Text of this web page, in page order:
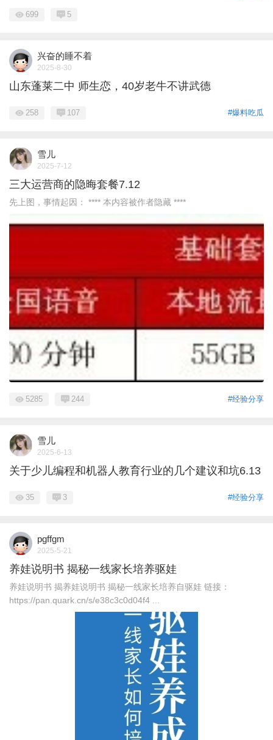
699 5
兴奋的睡不着
2025-8-30
山东蓬莱二中 师生恋，40岁老牛不讲武德
#爆料吃瓜
258 107
雪儿
2025-7-12
三大运营商的隐晦套餐7.12
先上图，事情起因： **** 本内容被作者隐藏 ****
#经验分享
5285 244
雪儿
2025-6-13
关于少儿编程和机器人教育行业的几个建议和坑6.13
#经验分享
35 3
pgffgm
2025-5-21
养娃说明书 揭秘一线家长培养驱娃
养娃说明书 揭养娃说明书 揭秘一线家长培养自驱娃 链接：
https://pan.quark.cn/s/e38c3c0d04f4 ...